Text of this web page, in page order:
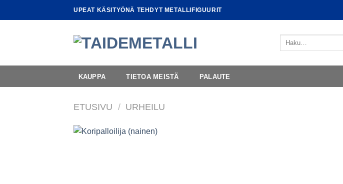
to
UPEAT KÄSITYÖNÄ TEHDYT METALLIFIGUURIT
Etsi:
KAUPPA TIETOA MEISTÄ PALAUTE
ETUSIVU / URHEILU